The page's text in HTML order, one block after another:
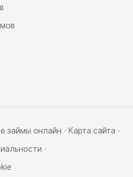
займы онлайн · Карта сайта ·
·